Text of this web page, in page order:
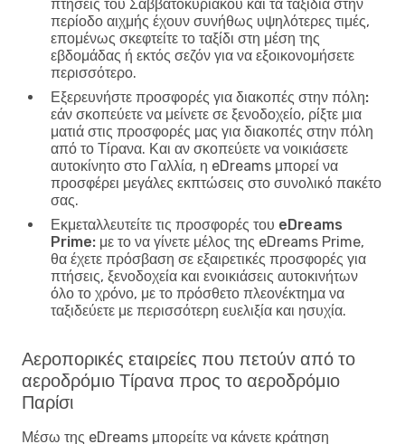
πτήσεις του Σαββατοκύριακου και τα ταξίδια στην
περίοδο αιχμής έχουν συνήθως υψηλότερες τιμές,
επομένως σκεφτείτε το ταξίδι στη μέση της
εβδομάδας ή εκτός σεζόν για να εξοικονομήσετε
περισσότερο.
Εξερευνήστε προσφορές για διακοπές στην πόλη:
εάν σκοπεύετε να μείνετε σε ξενοδοχείο, ρίξτε μια
ματιά στις προσφορές μας για διακοπές στην πόλη
από το Τίρανα. Και αν σκοπεύετε να νοικιάσετε
αυτοκίνητο στο Γαλλία, η eDreams μπορεί να
προσφέρει μεγάλες εκπτώσεις στο συνολικό πακέτο
σας.
Εκμεταλλευτείτε τις προσφορές του eDreams
Prime: με το να γίνετε μέλος της eDreams Prime,
θα έχετε πρόσβαση σε εξαιρετικές προσφορές για
πτήσεις, ξενοδοχεία και ενοικιάσεις αυτοκινήτων
όλο το χρόνο, με το πρόσθετο πλεονέκτημα να
ταξιδεύετε με περισσότερη ευελιξία και ησυχία.
Αεροπορικές εταιρείες που πετούν από το
αεροδρόμιο Τίρανα προς το αεροδρόμιο
Παρίσι
Μέσω της eDreams μπορείτε να κάνετε κράτηση